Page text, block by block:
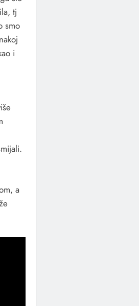
tj
smo
i
a